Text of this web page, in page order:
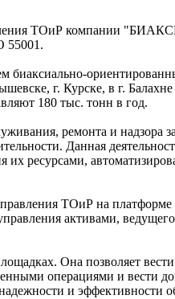
ТОиР компании
55001.
г. Курске, в г.
180 тыс. тонн в год.
ремонта и надзора
Данная
ресурсами,
ТОиР на платформе
активами, ведущего
Она позволяет
операциями и вести
и эффективности